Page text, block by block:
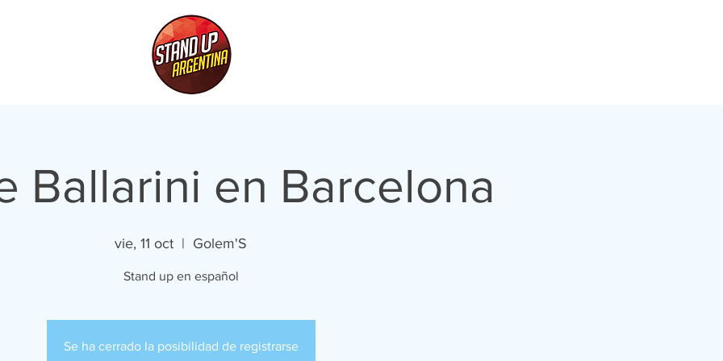
Ballarini en Barcelona
vie, 11 oct
  |
Golem'S
Stand up en español
Se ha cerrado la posibilidad de registrarse